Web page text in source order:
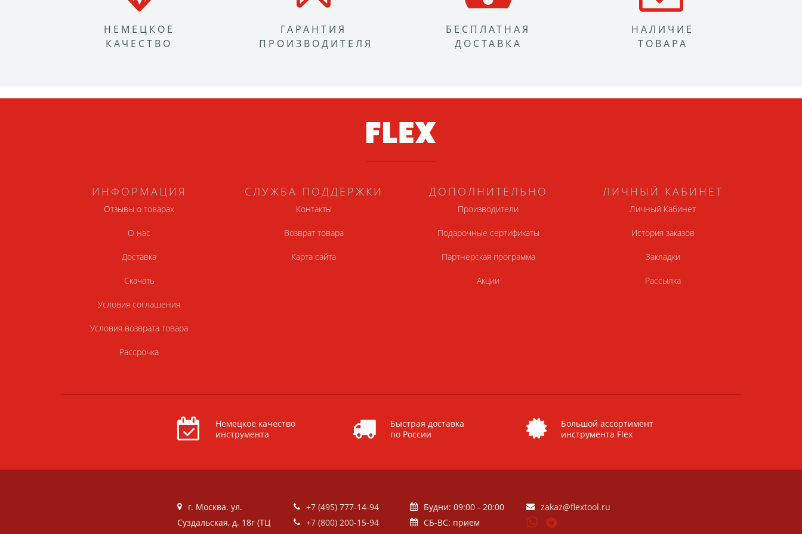
НЕМЕЦКОЕ
КАЧЕСТВО
ГАРАНТИЯ
ПРОИЗВОДИТЕЛЯ
БЕСПЛАТНАЯ
ДОСТАВКА
НАЛИЧИЕ
ТОВАРА
ИНФОРМАЦИЯ
Отзывы о товарах
О нас
Доставка
Скачать
Условия соглашения
Условия возврата товара
Рассрочка
СЛУЖБА ПОДДЕРЖКИ
Контакты
Возврат товара
Карта сайта
ДОПОЛНИТЕЛЬНО
Производители
Подарочные сертификаты
Партнерская программа
Акции
ЛИЧНЫЙ КАБИНЕТ
Личный Кабинет
История заказов
Закладки
Рассылка
Немецкое качество
инструмента
Быстрая доставка
по России
Большой ассортимент
инструмента Flex
г. Москва. ул.
Суздальская, д. 18г (ТЦ
+7 (495) 777-14-94
+7 (800) 200-15-94
Будни: 09:00 - 20:00
СБ-ВС: прием
zakaz@flextool.ru